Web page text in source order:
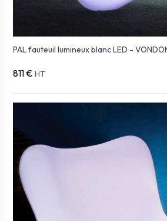
PAL fauteuil lumineux blanc LED -
811 € HT